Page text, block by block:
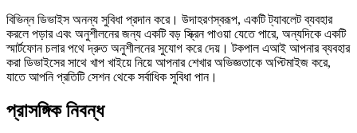
বিভিন্ন ডিভাইস অনন্য সুবিধা প্রদান করে। উদাহরণস্বরূপ, একটি ট্যাবলেট ব্যবহার
করলে পড়ার এবং অনুশীলনের জন্য একটি বড় স্ক্রিন পাওয়া যেতে পারে, অন্যদিকে একটি
স্মার্টফোন চলার পথে দ্রুত অনুশীলনের সুযোগ করে দেয়। টকপাল এআই আপনার ব্যবহার
করা ডিভাইসের সাথে খাপ খাইয়ে নিয়ে আপনার শেখার অভিজ্ঞতাকে অপ্টিমাইজ করে,
যাতে আপনি প্রতিটি সেশন থেকে সর্বাধিক সুবিধা পান।
প্রাসঙ্গিক নিবন্ধ